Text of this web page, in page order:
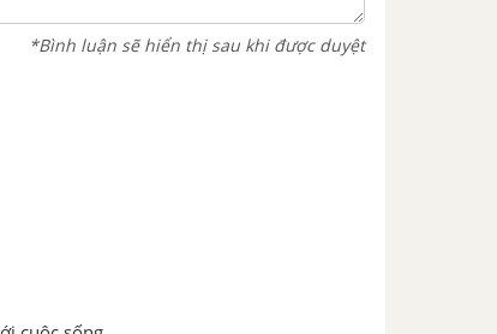
*Bình luận sẽ hiển thị sau khi được duyệt